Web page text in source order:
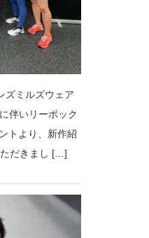
ズミルズウェア
伴いリーボック
トより、新作紹
だきまし […]